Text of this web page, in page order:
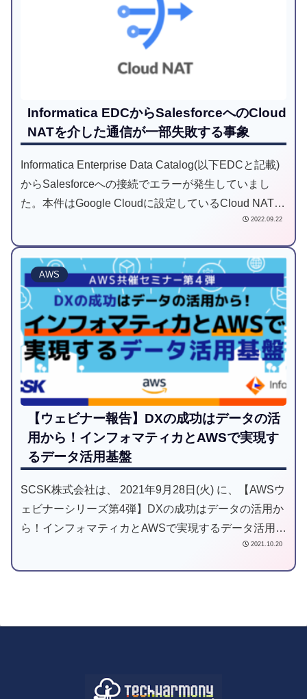
Informatica EDCからSalesforceへのCloud
NATを介した通信が一部失敗する事象
Informatica Enterprise Data Catalog(以下EDCと記載)
からSalesforceへの接続でエラーが発生していまし
た。本件はGoogle Cloudに設定しているCloud NATの
2022.09.22
AWS
【ウェビナー報告】DXの成功はデータの活
用から！インフォマティカとAWSで実現す
るデータ活用基盤
SCSK株式会社は、 2021年9月28日(火) に、【AWSウ
ェビナーシリーズ第4弾】DXの成功はデータの活用か
ら！インフォマティカとAWSで実現するデータ活用基
盤 を、アマゾン ウェブ サービス ジャパン株式会社
2021.10.20